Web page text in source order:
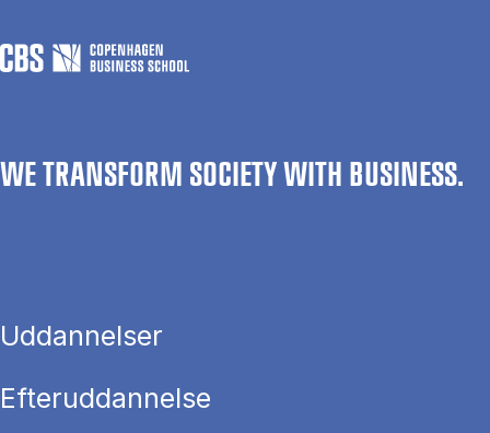
WE TRANSFORM SOCIETY WITH BUSINESS.
Uddannelser
Efteruddannelse